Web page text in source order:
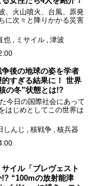
、火山噴火、台風、原発
次々と降りかかる災害
也 ミサイル
津波
後の地球の姿を学者
すぎる結果に！ 世界
の冬”状態とは!?
今日の国際社会にあって
はじめとしてこの世界は
しんじ 核戦争
核兵器
イル「ブレヴェスト
!? “100mの放射能津